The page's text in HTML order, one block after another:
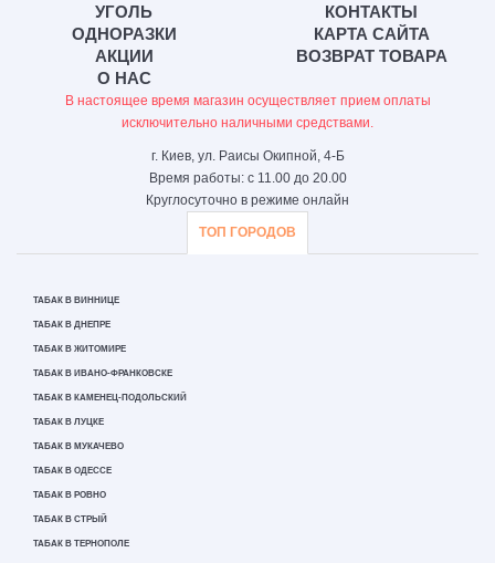
УГОЛЬ
ОДНОРАЗКИ
АКЦИИ
О НАС
КОНТАКТЫ
КАРТА САЙТА
ВОЗВРАТ ТОВАРА
В настоящее время магазин осуществляет прием оплаты
исключительно наличными средствами.
г. Киев, ул. Раисы Окипной, 4-Б
Время работы: с 11.00 до 20.00
Круглосуточно в режиме онлайн
ТОП ГОРОДОВ
ТАБАК В ВИННИЦЕ
ТАБАК В ДНЕПРЕ
ТАБАК В ЖИТОМИРЕ
ТАБАК В ИВАНО-ФРАНКОВСКЕ
ТАБАК В КАМЕНЕЦ-ПОДОЛЬСКИЙ
ТАБАК В ЛУЦКЕ
ТАБАК В МУКАЧЕВО
ТАБАК В ОДЕССЕ
ТАБАК В РОВНО
ТАБАК В СТРЫЙ
ТАБАК В ТЕРНОПОЛЕ